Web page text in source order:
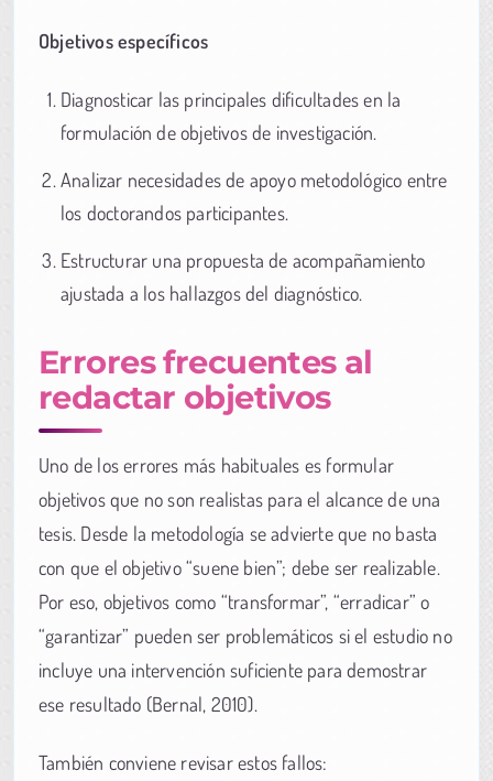
Objetivos específicos
Diagnosticar las principales dificultades en la
formulación de objetivos de investigación.
Analizar necesidades de apoyo metodológico entre
los doctorandos participantes.
Estructurar una propuesta de acompañamiento
ajustada a los hallazgos del diagnóstico.
Errores frecuentes al
redactar objetivos
Uno de los errores más habituales es formular
objetivos que no son realistas para el alcance de una
tesis. Desde la metodología se advierte que no basta
con que el objetivo “suene bien”; debe ser realizable.
Por eso, objetivos como “transformar”, “erradicar” o
“garantizar” pueden ser problemáticos si el estudio no
incluye una intervención suficiente para demostrar
ese resultado (Bernal, 2010).
También conviene revisar estos fallos: